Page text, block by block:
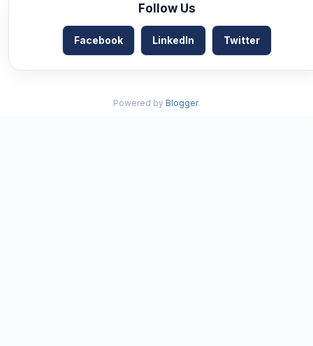
Follow Us
Facebook LinkedIn Twitter
Powered by Blogger.